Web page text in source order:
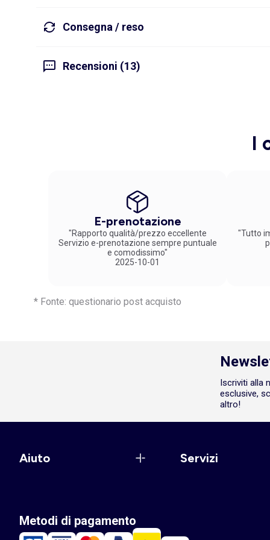
Consegna / reso
Recensioni (13)
I
E-prenotazione
"Rapporto qualità/prezzo eccellente
Servizio e-prenotazione sempre puntuale
e comodissimo"
2025-10-01
"Tutto
* Fonte: questionario post acquisto
Iscriviti alla
esclusive,
altro!
Aiuto Servizi
Metodi di pagamento